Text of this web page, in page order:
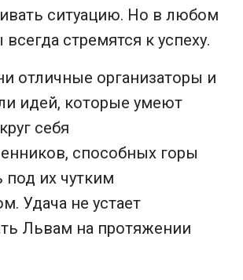
ситуацию. Но в любом
стремятся к успеху.
отличные организаторы и
идей, которые умеют
себя
способных горы
под их чутким
Удача не устает
Львам на протяжении